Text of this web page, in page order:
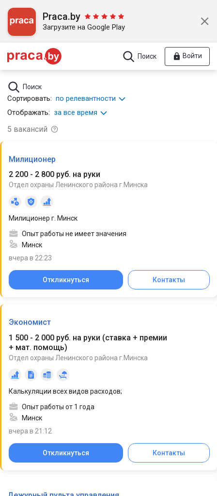
Praca.by
Загрузите на Google Play
Поиск Войти
Поиск
Сортировать: по релевантности
Отображать: за все время
5 вакансий
Милиционер
2 200 - 2 800 руб. на руки
Отдел охраны Ленинского района г.Минска
Милиционер г. Минск
Опыт работы не имеет значения
Минск
вчера в 22:23
Откликнуться Контакты
Экономист
1 500 - 2 000 руб. на руки (ставка + премии
+ мат. помощь)
Отдел охраны Ленинского района г.Минска
Калькуляции всех видов расходов;
Опыт работы от 1 года
Минск
вчера в 21:12
Откликнуться Контакты